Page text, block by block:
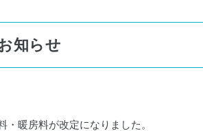
知らせ
暖房料が改定になりました。